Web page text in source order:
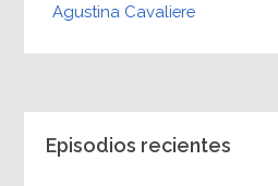
Agustina Cavaliere
Episodios recientes